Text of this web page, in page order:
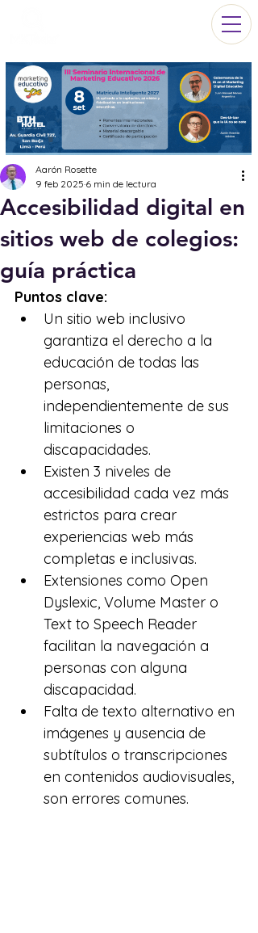
Accesibilidad digital en
sitios web de colegios:
guía práctica
Aarón Rosette
9 feb 2025 6 min de lectura
Puntos clave:
Un sitio web inclusivo
garantiza el derecho a la
educación de todas las
personas,
independientemente de sus
limitaciones o
discapacidades.
Existen 3 niveles de
accesibilidad cada vez más
estrictos para crear
experiencias web más
completas e inclusivas.
Extensiones como Open
Dyslexic, Volume Master o
Text to Speech Reader
facilitan la navegación a
personas con alguna
discapacidad.
Falta de texto alternativo en
imágenes y ausencia de
subtítulos o transcripciones
en contenidos audiovisuales,
son errores comunes.